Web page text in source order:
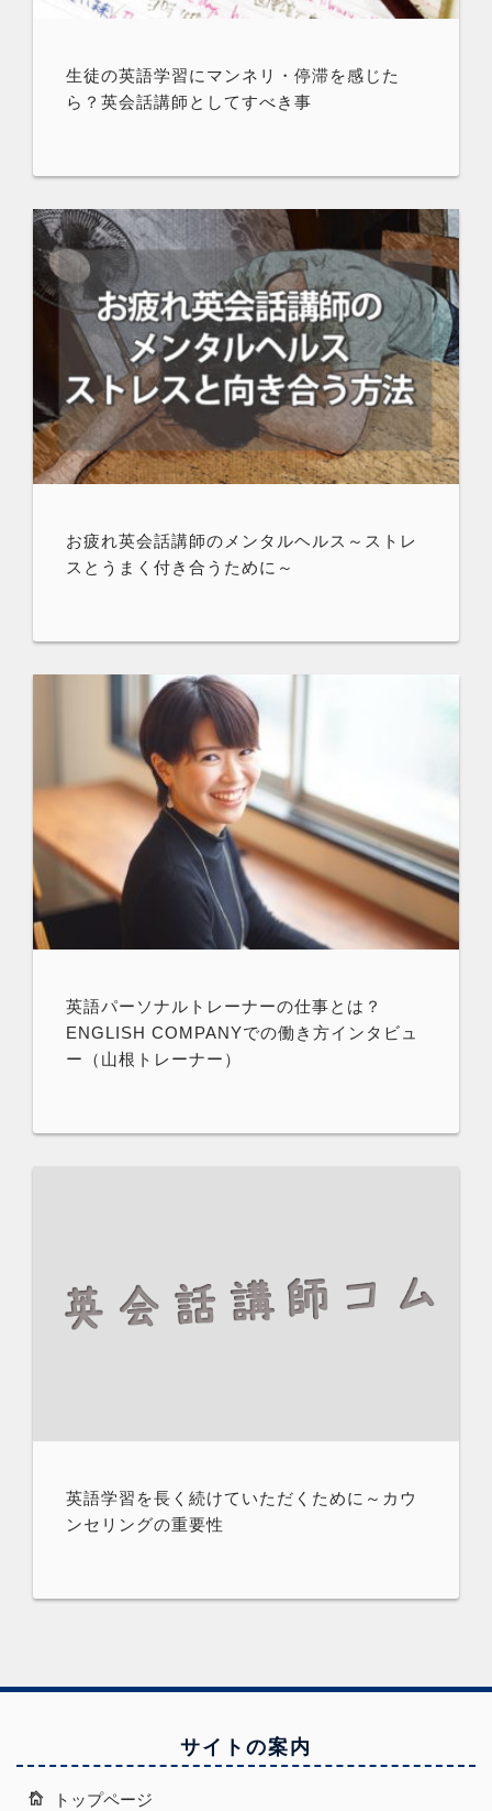
生徒の英語学習にマンネリ・停滞を感じた
ら？英会話講師としてすべき事
お疲れ英会話講師のメンタルヘルス～ストレ
スとうまく付き合うために～
英語パーソナルトレーナーの仕事とは？
ENGLISH COMPANYでの働き方インタビュ
ー（山根トレーナー）
英語学習を長く続けていただくために～カウ
ンセリングの重要性
サイトの案内
トップページ